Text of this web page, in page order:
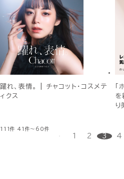
躍れ、表情。 | チャコット・コスメテ
ィクス
「
を
り
111件 41件～60件
1 2 3 4